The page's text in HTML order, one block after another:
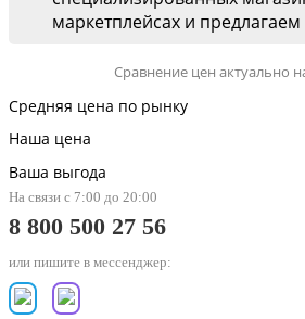
маркетплейсах и
Сравнение цен актуально
Средняя цена по рынку
Наша цена
Ваша выгода
На связи с 7:00 до 20:00
8 800 500 27 56
или пишите в мессенджер: